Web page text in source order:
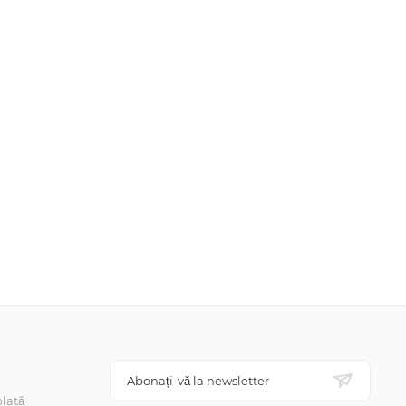
Abonați-vă la newsletter